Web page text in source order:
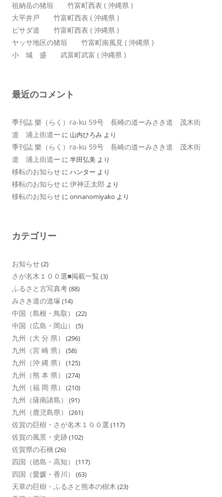
祖納岳の猪垣 竹富町西表 ( 沖縄県 )
大平井戸 竹富町西表 ( 沖縄県 )
ピサダ道 竹富町西表 ( 沖縄県 )
ヤッサ地区の猪垣 竹富町南風見 ( 沖縄県 )
小 城 盛 武富町武富 ( 沖縄県 )
最近のコメント
季刊誌 樂（らく）ra-ku 59号 長崎の道ーみさき道 茂木街
道 浦上街道ー に 山内ひろみ より
季刊誌 樂（らく）ra-ku 59号 長崎の道ーみさき道 茂木街
道 浦上街道ー に 半田弘美 より
移転のお知らせ に ハンター より
移転のお知らせ に 伊神正太郎 より
移転のお知らせ に onnanomiyako より
カテゴリー
お知らせ(2)
さが名木１００選■掲載一覧 (3)
ふるさと古写真考(88)
みさき道の道塚 (14)
中国（島根・鳥取） (22)
中国（広島・岡山） (5)
九州（大 分 県） (296)
九州（宮 崎 県） (58)
九州（沖 縄 県） (125)
九州（熊 本 県） (274)
九州（福 岡 県） (210)
九州（薩南諸島） (91)
九州（鹿児島県） (261)
佐賀の巨樹・さが名木１００選 (117)
佐賀の風景・史跡(102)
佐賀県の石橋 (26)
四国（徳島・高知） (117)
四国（愛媛・香川） (63)
天草の巨樹・ふるさと熊本の樹木 (23)